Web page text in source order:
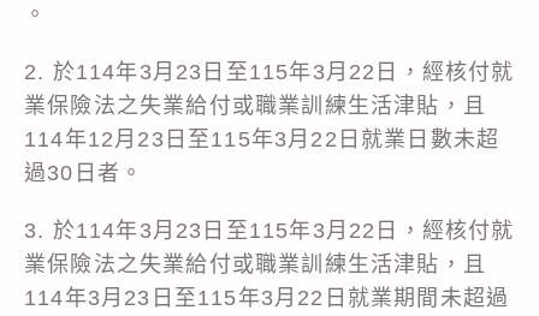
。
2. 於114年3月23日至115年3月22日，經核付就
業保險法之失業給付或職業訓練生活津貼，且
114年12月23日至115年3月22日就業日數未超
過30日者。
3. 於114年3月23日至115年3月22日，經核付就
業保險法之失業給付或職業訓練生活津貼，且
114年3月23日至115年3月22日就業期間未超過